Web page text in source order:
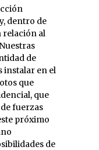
dentro de
relación al
de
instalar en el
que
que
fuerzas
próximo
de